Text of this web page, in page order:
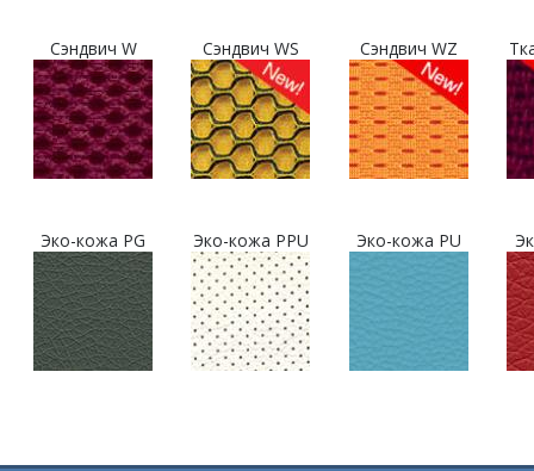
Сэндвич W Сэндвич WS Сэндвич WZ
Эко-кожа PG Эко-кожа PPU Эко-кожа PU